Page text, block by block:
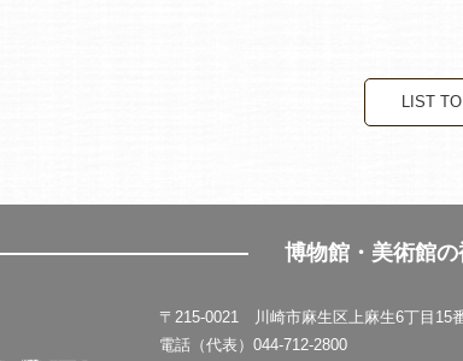
LIST
博物館・美術館
〒215-0021 川崎市麻生区上麻生6丁目15
電話（代表）044-712-2800